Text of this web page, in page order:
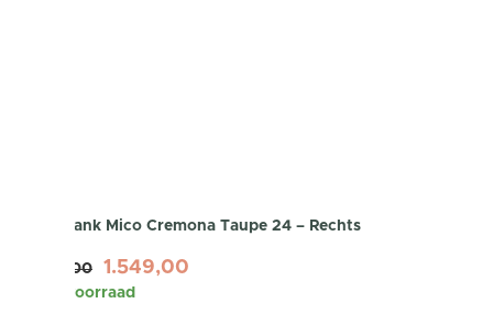
Hoekbank Mico Cremona Taupe 24 – Rechts
1.899,00 1.549,00
Op voorraad